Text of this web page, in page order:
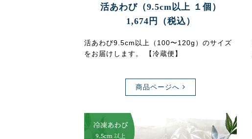
活あわび（9.5cm以上 １個）
1,674円（税込）
活あわび9.5cm以上（100〜120g）のサイズ
をお届けします。 【冷蔵便】
商品ページへ